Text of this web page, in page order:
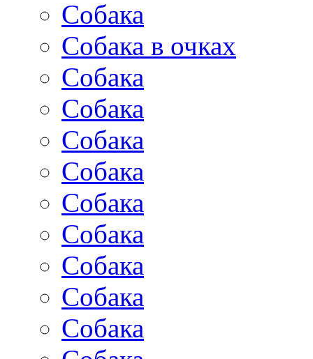
Собака
Собака в очках
Собака
Собака
Собака
Собака
Собака
Собака
Собака
Собака
Собака